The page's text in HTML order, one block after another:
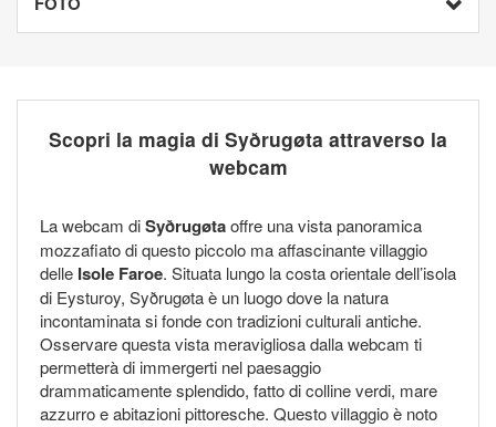
Scopri la magia di Syðrugøta attraverso la
webcam
La webcam diSyðrugøtaoffre una vista panoramica
mozzafiato di questo piccolo ma affascinante villaggio
delle Isole Faroe. Situata lungo la costa orientale dell’isola
di Eysturoy, Syðrugøta è un luogo dove la natura
incontaminata si fonde con tradizioni culturali antiche.
Osservare questa vista meravigliosa dalla webcam ti
permetterà di immergerti nel paesaggio
drammaticamente splendido, fatto di colline verdi, mare
azzurro e abitazioni pittoresche. Questo villaggio è noto